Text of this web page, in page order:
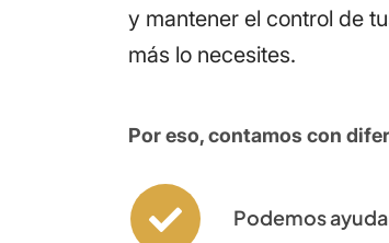
y mantener el control de
más lo necesites.
Por eso, contamos con
Podemos